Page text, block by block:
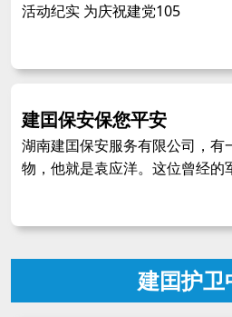
活动纪实 为庆祝建党105
建囯保安保您平安
湖南建囯保安服务有限公司，有
物，他就是袁应洋。这位曾经的
建囯护卫